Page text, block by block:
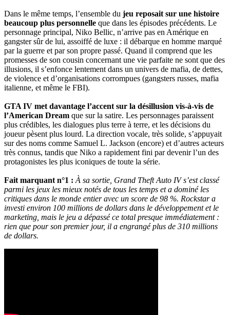
Dans le même temps, l’ensemble du jeu reposait sur une histoire
beaucoup plus personnelle que dans les épisodes précédents. Le
personnage principal, Niko Bellic, n’arrive pas en Amérique en
gangster sûr de lui, assoiffé de luxe : il débarque en homme marqué
par la guerre et par son propre passé. Quand il comprend que les
promesses de son cousin concernant une vie parfaite ne sont que des
illusions, il s’enfonce lentement dans un univers de mafia, de dettes,
de violence et d’organisations corrompues (gangsters russes, mafia
italienne, et même le FBI).
GTA IV met davantage l’accent sur la désillusion vis-à-vis de
l’American Dream que sur la satire. Les personnages paraissent
plus crédibles, les dialogues plus terre à terre, et les décisions du
joueur pèsent plus lourd. La direction vocale, très solide, s’appuyait
sur des noms comme Samuel L. Jackson (encore) et d’autres acteurs
très connus, tandis que Niko a rapidement fini par devenir l’un des
protagonistes les plus iconiques de toute la série.
Fait marquant n°1 : À sa sortie, Grand Theft Auto IV s’est classé
parmi les jeux les mieux notés de tous les temps et a dominé les
critiques dans le monde entier avec un score de 98 %. Rockstar a
investi environ 100 millions de dollars dans le développement et le
marketing, mais le jeu a dépassé ce total presque immédiatement :
rien que pour son premier jour, il a engrangé plus de 310 millions
de dollars.